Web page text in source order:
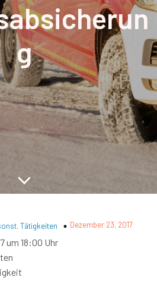
g
Tätigkeiten Dezember 23, 2017
um 18:00 Uhr